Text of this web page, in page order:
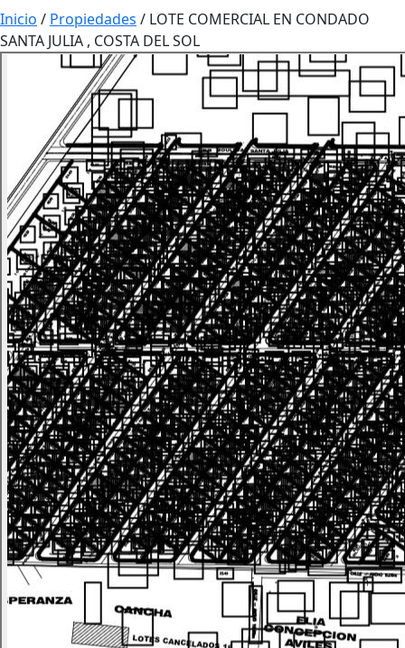
Inicio / Propiedades / LOTE COMERCIAL EN CONDADO
SANTA JULIA , COSTA DEL SOL